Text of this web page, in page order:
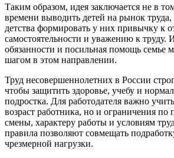
Таким образом, идея заключается не в
времени выводить детей на рынок
детства формировать у них привычку к
самостоятельности и уважению к
обязанности и посильная помощь семье
шагом в этом направлении.
Труд несовершеннолетних в России
чтобы защитить здоровье, учебу и
подростка. Для работодателя важно
возраст работника, но и ограничения по
смены, характеру работы и условиям
правила позволяют совмещать
чрезмерной нагрузки.